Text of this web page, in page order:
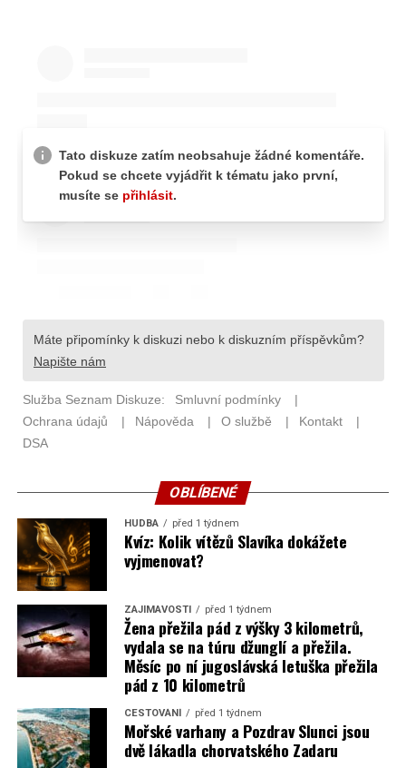
OBLÍBENÉ
HUDBA před 1 týdnem
Kvíz: Kolik vítězů Slavíka dokážete
vyjmenovat?
ZAJÍMAVOSTI před 1 týdnem
Žena přežila pád z výšky 3 kilometrů,
vydala se na túru džunglí a přežila.
Měsíc po ní jugoslávská letuška přežila
pád z 10 kilometrů
CESTOVÁNÍ před 1 týdnem
Mořské varhany a Pozdrav Slunci jsou
dvě lákadla chorvatského Zadaru